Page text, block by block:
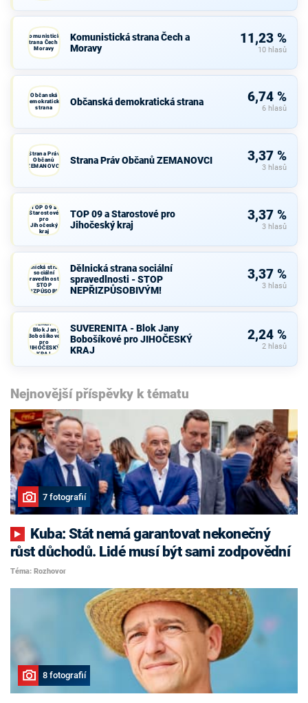
Komunistická
strana Čech a
Moravy
Komunistická strana Čech a
Moravy
11,23 %
10 hlasů
Občanská
demokratická
strana
Občanská demokratická strana 6,74 %
6 hlasů
Strana Práv
Občanů
ZEMANOVCI
Strana Práv Občanů ZEMANOVCI 3,37 %
3 hlasů
TOP 09 a
Starostové
pro
Jihočeský
kraj
TOP 09 a Starostové pro
Jihočeský kraj
3,37 %
3 hlasů
Dělnická strana
sociální
spravedlnosti -
STOP
NEPŘIZPŮSOBIVÝM!
Dělnická strana sociální
spravedlnosti - STOP
NEPŘIZPŮSOBIVÝM!
3,37 %
3 hlasů
SUVERENITA
- Blok Jany
Bobošíkové
pro
JIHOČESKÝ
KRAJ
SUVERENITA - Blok Jany
Bobošíkové pro JIHOČESKÝ
KRAJ
2,24 %
2 hlasů
Nejnovější příspěvky k tématu
7 fotografií
růst důchodů. Lidé musí být sami zodpovědní
Téma: Rozhovor
8 fotografií